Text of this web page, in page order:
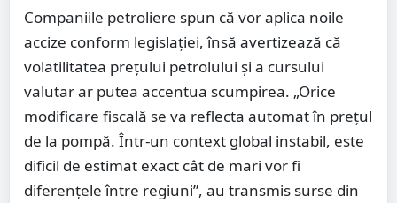
Companiile petroliere spun că vor aplica noile
accize conform legislației, însă avertizează că
volatilitatea prețului petrolului și a cursului
valutar ar putea accentua scumpirea. „Orice
modificare fiscală se va reflecta automat în prețul
de la pompă. Într-un context global instabil, este
dificil de estimat exact cât de mari vor fi
diferențele între regiuni”, au transmis surse din